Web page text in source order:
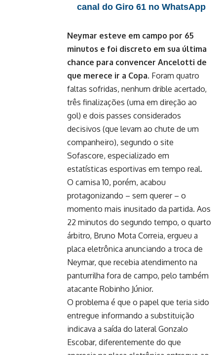
canal do Giro 61 no WhatsApp
Neymar esteve em campo por 65
minutos e foi discreto em sua última
chance para convencer Ancelotti de
que merece ir a Copa. Foram quatro
faltas sofridas, nenhum drible acertado,
três finalizações (uma em direção ao
gol) e dois passes considerados
decisivos (que levam ao chute de um
companheiro), segundo o site
Sofascore, especializado em
estatísticas esportivas em tempo real.
O camisa 10, porém, acabou
protagonizando – sem querer – o
momento mais inusitado da partida. Aos
22 minutos do segundo tempo, o quarto
árbitro, Bruno Mota Correia, ergueu a
placa eletrônica anunciando a troca de
Neymar, que recebia atendimento na
panturrilha fora de campo, pelo também
atacante Robinho Júnior.
O problema é que o papel que teria sido
entregue informando a substituição
indicava a saída do lateral Gonzalo
Escobar, diferentemente do que